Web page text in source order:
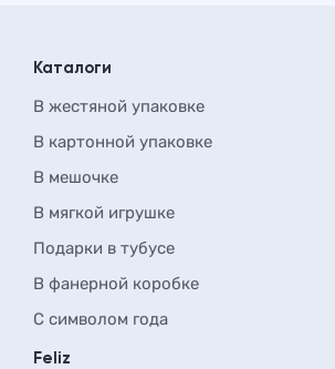
Каталоги
В жестяной упаковке
В картонной упаковке
В мешочке
В мягкой игрушке
Подарки в тубусе
В фанерной коробке
С символом года
Feliz